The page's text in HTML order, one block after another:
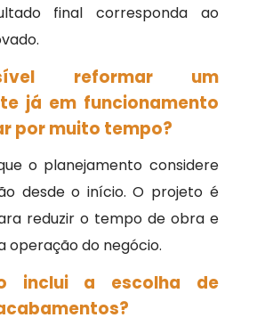
final corresponda ao
reformar um
já em funcionamento
por muito tempo?
o planejamento considere
desde o início. O projeto é
reduzir o tempo de obra e
operação do negócio.
inclui a escolha de